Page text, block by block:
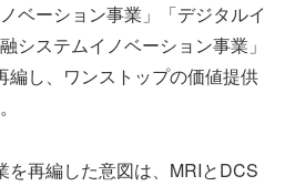
ベーション事業」「デジタルイ
システムイノベーション事業」
編し、ワンストップの価値提供
を再編した意図は、MRIとDCS